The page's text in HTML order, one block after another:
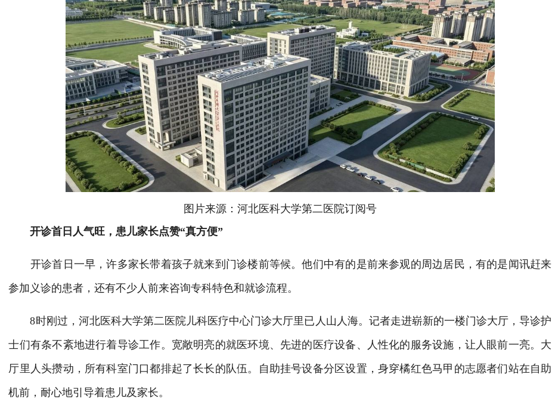
图片来源：河北医科大学第二医院订阅号
开诊首日人气旺，患儿家长点赞“真方便”
开诊首日一早，许多家长带着孩子就来到门诊楼前等候。他们中有的是前来参观的周边居民，有的是闻讯赶来
参加义诊的患者，还有不少人前来咨询专科特色和就诊流程。
8时刚过，河北医科大学第二医院儿科医疗中心门诊大厅里已人山人海。记者走进崭新的一楼门诊大厅，导诊护
士们有条不紊地进行着导诊工作。宽敞明亮的就医环境、先进的医疗设备、人性化的服务设施，让人眼前一亮。大
厅里人头攒动，所有科室门口都排起了长长的队伍。自助挂号设备分区设置，身穿橘红色马甲的志愿者们站在自助
机前，耐心地引导着患儿及家长。